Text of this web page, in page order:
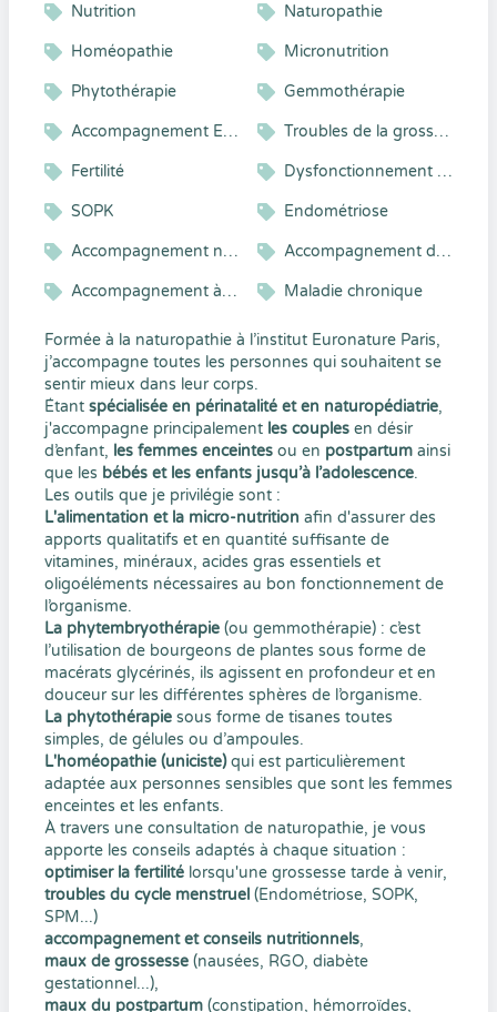
Nutrition Naturopathie
Homéopathie Micronutrition
Phytothérapie Gemmothérapie
Accompagnement Enfant et Adolescent Troubles de la grossesse
Fertilité Dysfonctionnement Hormonaux
SOPK Endométriose
Accompagnement nourrisson Accompagnement de la femme enceinte
Accompagnement à la parentalité Maladie chronique
Formée à la naturopathie à l’institut Euronature Paris,
j’accompagne toutes les personnes qui souhaitent se
sentir mieux dans leur corps.
Étant spécialisée en périnatalité et en naturopédiatrie,
j'accompagne principalement les couples en désir
d’enfant, les femmes enceintes ou en postpartum ainsi
que les bébés et les enfants jusqu’à l’adolescence.
Les outils que je privilégie sont :
L'alimentation et la micro-nutrition afin d'assurer des
apports qualitatifs et en quantité suffisante de
vitamines, minéraux, acides gras essentiels et
oligoéléments nécessaires au bon fonctionnement de
l’organisme.
La phytembryothérapie (ou gemmothérapie) : c’est
l’utilisation de bourgeons de plantes sous forme de
macérats glycérinés, ils agissent en profondeur et en
douceur sur les différentes sphères de l’organisme.
La phytothérapie sous forme de tisanes toutes
simples, de gélules ou d’ampoules.
L'homéopathie (uniciste)qui est particulièrement
adaptée aux personnes sensibles que sont les femmes
enceintes et les enfants.
À travers une consultation de naturopathie, je vous
apporte les conseils adaptés à chaque situation :
optimiser la fertilité lorsqu'une grossesse tarde à venir,
troubles du cycle menstruel (Endométriose, SOPK,
SPM...)
accompagnement et conseils nutritionnels,
maux de grossesse (nausées, RGO, diabète
gestationnel...),
maux du postpartum (constipation, hémorroïdes,